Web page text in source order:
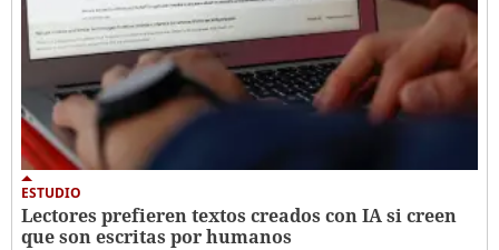
ESTUDIO
Lectores prefieren textos creados con IA si creen
que son escritas por humanos